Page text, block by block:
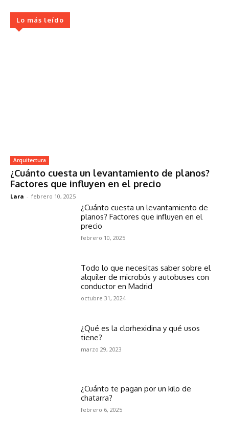
Lo más leído
Arquitectura
¿Cuánto cuesta un levantamiento de planos?
Factores que influyen en el precio
Lara - febrero 10, 2025
¿Cuánto cuesta un levantamiento de
planos? Factores que influyen en el
precio
febrero 10, 2025
Todo lo que necesitas saber sobre el
alquiler de microbús y autobuses con
conductor en Madrid
octubre 31, 2024
¿Qué es la clorhexidina y qué usos
tiene?
marzo 29, 2023
¿Cuánto te pagan por un kilo de
chatarra?
febrero 6, 2025